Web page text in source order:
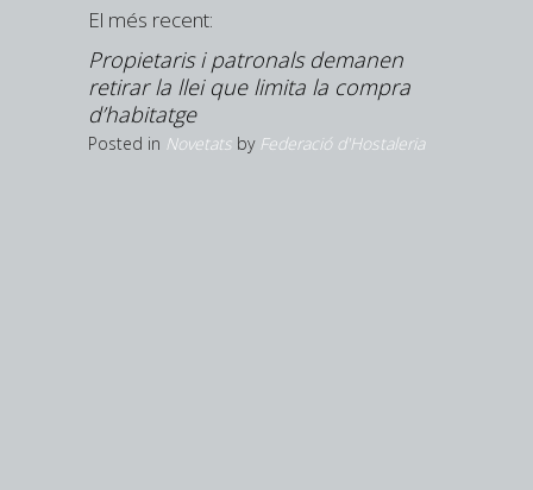
El més recent:
Propietaris i patronals demanen
retirar la llei que limita la compra
d’habitatge
Posted in Novetats by Federació d'Hostaleria